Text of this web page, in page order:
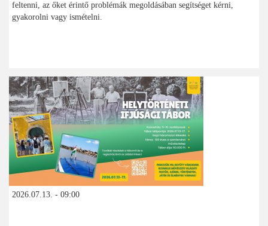
feltenni, az őket érintő problémák megoldásában segítséget kérni,
gyakorolni vagy ismételni.
2026.07.13. - 09:00